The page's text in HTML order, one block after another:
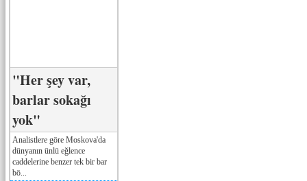
"Her şey var,
barlar sokağı
yok"
Analistlere göre Moskova'da
dünyanın ünlü eğlence
caddelerine benzer tek bir bar
bö...